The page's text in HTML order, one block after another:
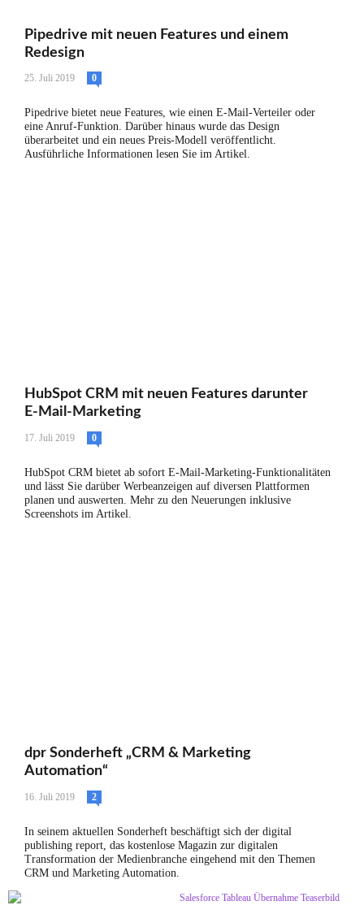
Pipedrive mit neuen Features und einem
Redesign
25. Juli 2019 0
Pipedrive bietet neue Features, wie einen E-Mail-Verteiler oder
eine Anruf-Funktion. Darüber hinaus wurde das Design
überarbeitet und ein neues Preis-Modell veröffentlicht.
Ausführliche Informationen lesen Sie im Artikel.
HubSpot CRM mit neuen Features darunter
E-Mail-Marketing
17. Juli 2019 0
HubSpot CRM bietet ab sofort E-Mail-Marketing-Funktionalitäten
und lässt Sie darüber Werbeanzeigen auf diversen Plattformen
planen und auswerten. Mehr zu den Neuerungen inklusive
Screenshots im Artikel.
dpr Sonderheft „CRM & Marketing
Automation“
16. Juli 2019 2
In seinem aktuellen Sonderheft beschäftigt sich der digital
publishing report, das kostenlose Magazin zur digitalen
Transformation der Medienbranche eingehend mit den Themen
CRM und Marketing Automation.